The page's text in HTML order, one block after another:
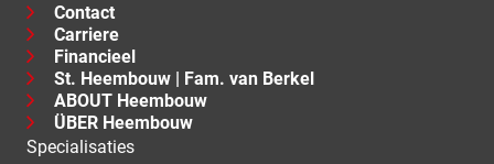
Contact
Carriere
Financieel
St. Heembouw | Fam. van Berkel
ABOUT Heembouw
ÜBER Heembouw
Specialisaties